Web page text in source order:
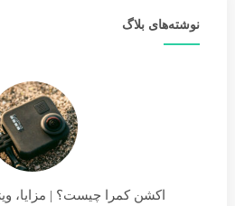
نوشته‌های بلاگ
اکشن کمرا چیست؟ | مزایا،